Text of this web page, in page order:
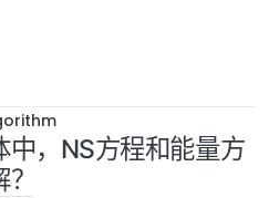
中，NS方程和能量方